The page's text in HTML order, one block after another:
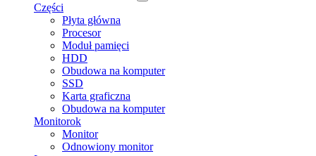
Części
Płyta główna
Procesor
Moduł pamięci
HDD
Obudowa na komputer
SSD
Karta graficzna
Obudowa na komputer
Monitorok
Monitor
Odnowiony monitor